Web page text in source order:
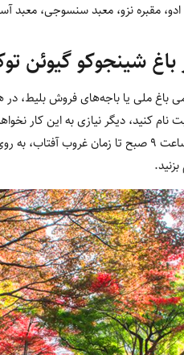
مقبره نزو، معبد سنسوجی، معبد
شینجوکو گیوئن
ملی یا باجه‌های فروش بلیط،
نام کنید، دیگر نیازی به این کار
این باغ در همه‌ی روزهای هفته بجز دوشنبه‌ها، از